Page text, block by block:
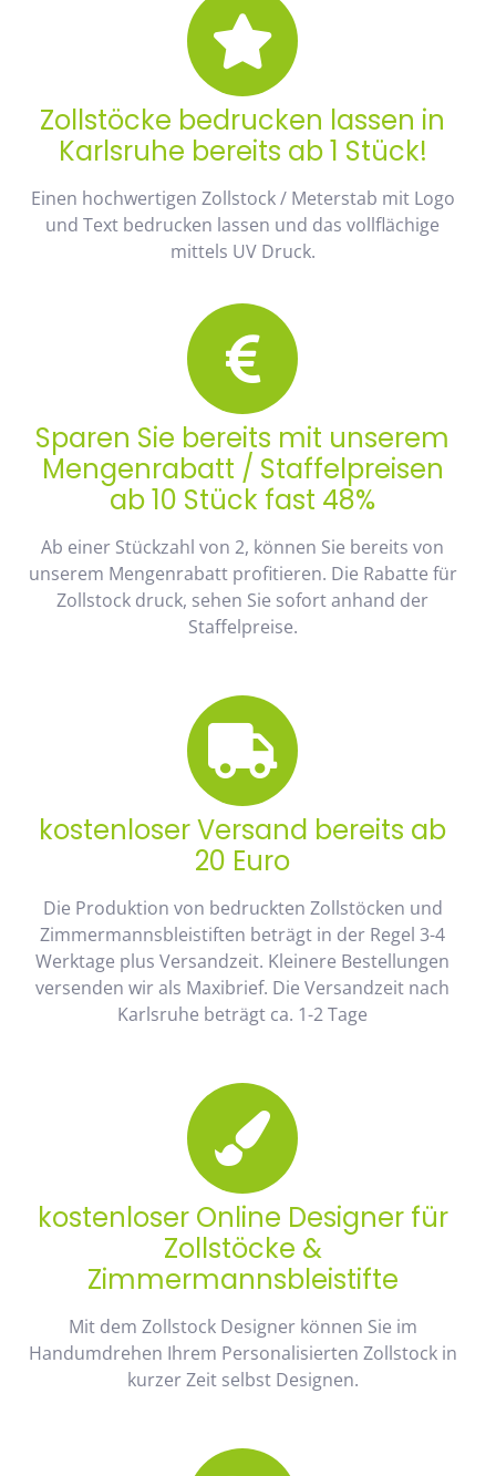
Zollstöcke bedrucken lassen in
Karlsruhe bereits ab 1 Stück!
Einen hochwertigen Zollstock / Meterstab mit Logo
und Text bedrucken lassen und das vollflächige
mittels UV Druck.
Sparen Sie bereits mit unserem
Mengenrabatt / Staffelpreisen
ab 10 Stück fast 48%
Ab einer Stückzahl von 2, können Sie bereits von
unserem Mengenrabatt profitieren. Die Rabatte für
Zollstock druck, sehen Sie sofort anhand der
Staffelpreise.
kostenloser Versand bereits ab
20 Euro
Die Produktion von bedruckten Zollstöcken und
Zimmermannsbleistiften beträgt in der Regel 3-4
Werktage plus Versandzeit. Kleinere Bestellungen
versenden wir als Maxibrief. Die Versandzeit nach
Karlsruhe beträgt ca. 1-2 Tage
kostenloser Online Designer für
Zollstöcke &
Zimmermannsbleistifte
Mit dem Zollstock Designer können Sie im
Handumdrehen Ihrem Personalisierten Zollstock in
kurzer Zeit selbst Designen.